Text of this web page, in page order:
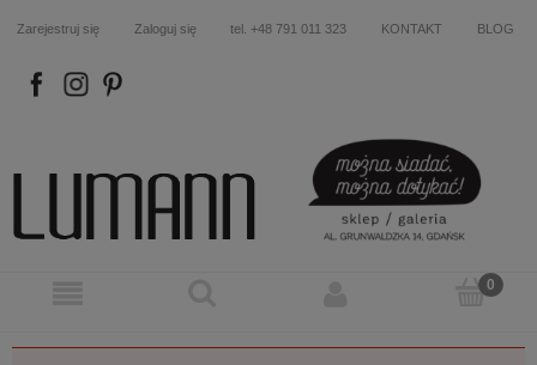
Zarejestruj się Zaloguj się tel. +48 791 011 323 KONTAKT BLOG
FB IN P